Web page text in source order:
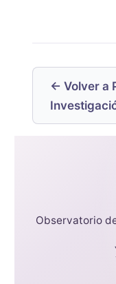
← Volver a
Observatorio